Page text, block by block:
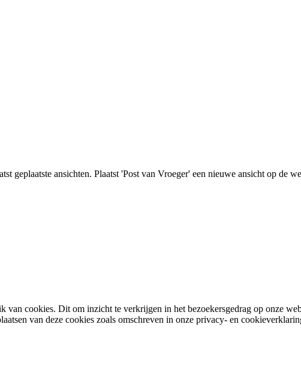
geplaatste ansichten. Plaatst 'Post van Vroeger' een nieuwe ansicht op de
van cookies. Dit om inzicht te verkrijgen in het bezoekersgedrag op onze
van deze cookies zoals omschreven in onze privacy- en